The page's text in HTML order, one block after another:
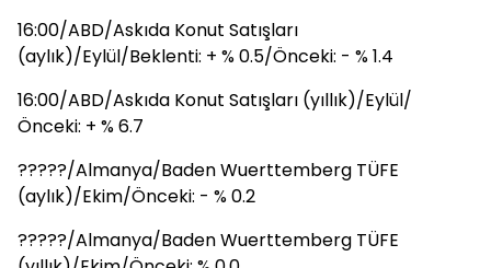
16:00/ABD/Askıda Konut Satışları
(aylık)/Eylül/Beklenti: + % 0.5/Önceki: - % 1.4
16:00/ABD/Askıda Konut Satışları (yıllık)/Eylül/
Önceki: + % 6.7
?????/Almanya/Baden Wuerttemberg TÜFE
(aylık)/Ekim/Önceki: - % 0.2
?????/Almanya/Baden Wuerttemberg TÜFE